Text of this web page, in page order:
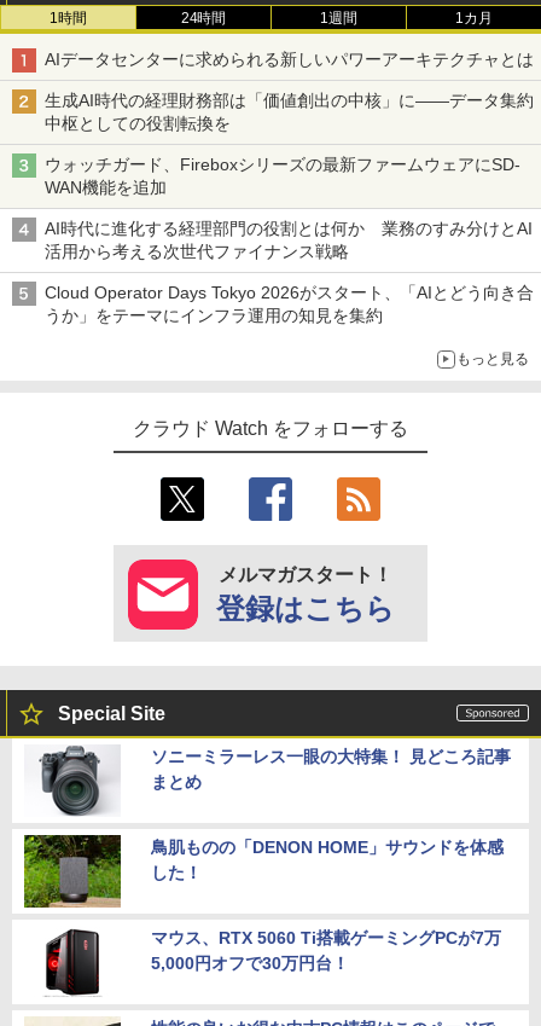
1時間 24時間 1週間 1カ月
AIデータセンターに求められる新しいパワーアーキテクチャとは
生成AI時代の経理財務部は「価値創出の中核」に――データ集約
中枢としての役割転換を
ウォッチガード、Fireboxシリーズの最新ファームウェアにSD-
WAN機能を追加
AI時代に進化する経理部門の役割とは何か 業務のすみ分けとAI
活用から考える次世代ファイナンス戦略
Cloud Operator Days Tokyo 2026がスタート、「AIとどう向き合
うか」をテーマにインフラ運用の知見を集約
もっと見る
クラウド Watch をフォローする
メルマガスタート！
登録はこちら
Special Site
ソニーミラーレス一眼の大特集！ 見どころ記事
まとめ
鳥肌ものの「DENON HOME」サウンドを体感
した！
マウス、RTX 5060 Ti搭載ゲーミングPCが7万
5,000円オフで30万円台！